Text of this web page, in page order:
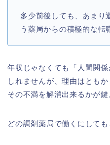
多少前後しても、あまり
う薬局からの積極的な転
年収じゃなくても「人間関
しれませんが、理由はとも
その不満を解消出来るかが鍵
どの調剤薬局で働くにして